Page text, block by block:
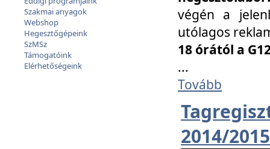
Szakmai anyagok
Webshop
Hegesztőgépeink
SzMSz
Támogatóink
Elérhetőségeink
végén a
utólagos
18 órától a
...
Tovább
2014/